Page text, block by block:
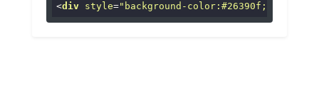
<div style="background-color:#26390f;"